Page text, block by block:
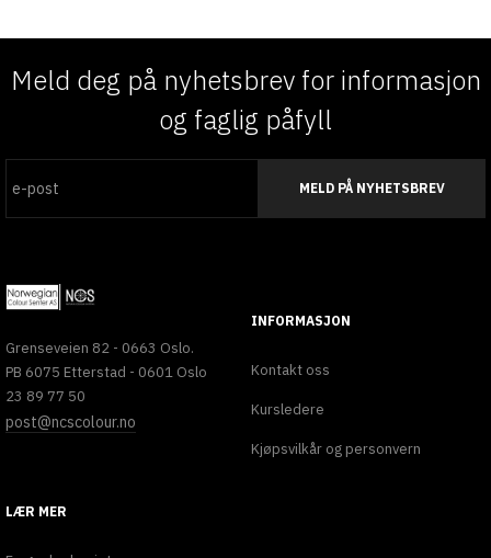
Meld deg på nyhetsbrev for informasjon
og faglig påfyll
MELD PÅ NYHETSBREV
Grenseveien 82 - 0663 Oslo.
PB 6075 Etterstad - 0601 Oslo
23 89 77 50
post@ncscolour.no
INFORMASJON
Kontakt oss
Kursledere
Kjøpsvilkår og personvern
LÆR MER